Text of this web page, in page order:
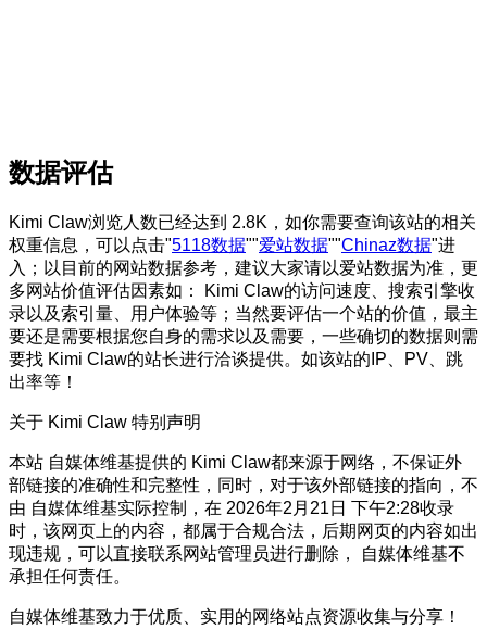
数据评估
Kimi Claw浏览人数已经达到 2.8K，如你需要查询该站的相关
权重信息，可以点击"5118数据""爱站数据""Chinaz数据"进
入；以目前的网站数据参考，建议大家请以爱站数据为准，更
多网站价值评估因素如： Kimi Claw的访问速度、搜索引擎收
录以及索引量、用户体验等；当然要评估一个站的价值，最主
要还是需要根据您自身的需求以及需要，一些确切的数据则需
要找 Kimi Claw的站长进行洽谈提供。如该站的IP、PV、跳
出率等！
关于 Kimi Claw 特别声明
本站 自媒体维基提供的 Kimi Claw都来源于网络，不保证外
部链接的准确性和完整性，同时，对于该外部链接的指向，不
由 自媒体维基实际控制，在 2026年2月21日 下午2:28收录
时，该网页上的内容，都属于合规合法，后期网页的内容如出
现违规，可以直接联系网站管理员进行删除， 自媒体维基不
承担任何责任。
自媒体维基致力于优质、实用的网络站点资源收集与分享！